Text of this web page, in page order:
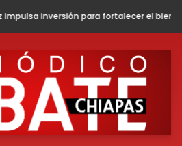
el bienestar y la paz en Frontera